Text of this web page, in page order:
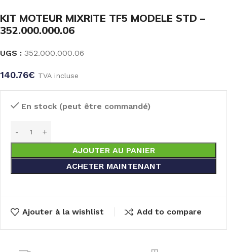
KIT MOTEUR MIXRITE TF5 MODELE STD –
352.000.000.06
UGS : 352.000.000.06
140.76€ TVA incluse
En stock (peut être commandé)
AJOUTER AU PANIER
ACHETER MAINTENANT
Ajouter à la wishlist Add to compare